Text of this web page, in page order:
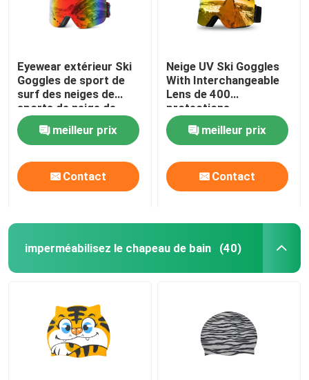
Eyewear extérieur Ski
Goggles de sport de
surf des neiges de
sports de neige de
doubles couches de
miroir d'hiver fait sur
commande
antibrouillard de haute
qualité de lentille
meilleur prix
Contact
Neige UV Ski Goggles
With Interchangeable
Lens de 400
protections
meilleur prix
Contact
imperméabilisez le chapeau de bain (40)